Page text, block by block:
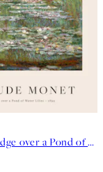
Monet - Bridge over a Pond of Water Lilies Poster